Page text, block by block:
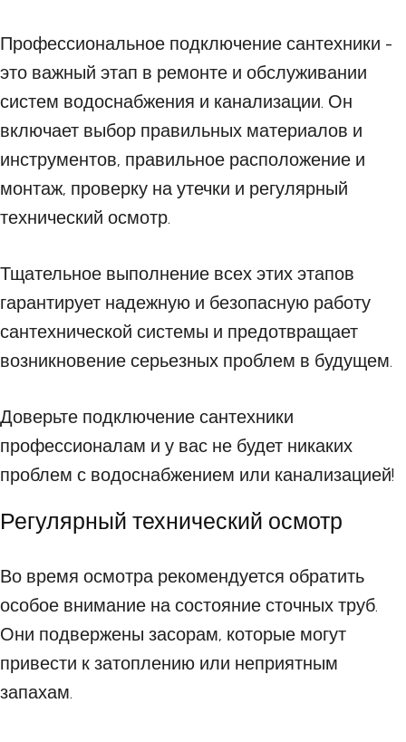
Профессиональное подключение сантехники -
это важный этап в ремонте и обслуживании
систем водоснабжения и канализации. Он
включает выбор правильных материалов и
инструментов, правильное расположение и
монтаж, проверку на утечки и регулярный
технический осмотр.
Тщательное выполнение всех этих этапов
гарантирует надежную и безопасную работу
сантехнической системы и предотвращает
возникновение серьезных проблем в будущем.
Доверьте подключение сантехники
профессионалам и у вас не будет никаких
проблем с водоснабжением или канализацией!
Регулярный технический осмотр
Во время осмотра рекомендуется обратить
особое внимание на состояние сточных труб.
Они подвержены засорам, которые могут
привести к затоплению или неприятным
запахам.